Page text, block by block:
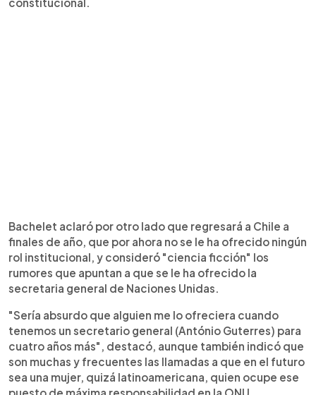
Bachelet aclaró por otro lado que regresará a Chile a
finales de año, que por ahora no se le ha ofrecido ningún
rol institucional, y consideró "ciencia ficción" los
rumores que apuntan a que se le ha ofrecido la
secretaria general de Naciones Unidas.
"Sería absurdo que alguien me lo ofreciera cuando
tenemos un secretario general (António Guterres) para
cuatro años más", destacó, aunque también indicó que
son muchas y frecuentes las llamadas a que en el futuro
sea una mujer, quizá latinoamericana, quien ocupe ese